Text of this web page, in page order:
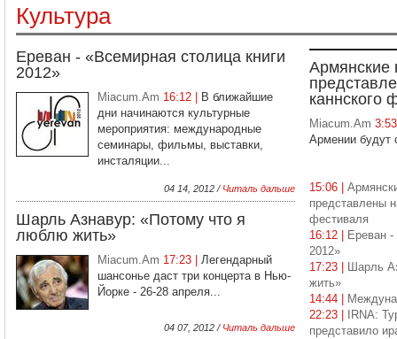
Культура
Ереван - «Всемирная столица книги
2012»
Miacum.Am 16:12 |
В ближайшие
дни начинаются культурные
мероприятия: международные
семинары, фильмы, выставки,
инсталяции...
04 14, 2012 / Читаль дальше
Шарль Азнавур: «Потому что я
люблю жить»
Miacum.Am 17:23 | Легендарный
шансонье даст три концерта в Нью-
Йорке - 26-28 апреля...
04 07, 2012 / Читаль дальше
Армянские
каннского
Miacum.Am
Армении будут
15:06 |
представлены
фестиваля
16:12 |
Ереван -
2012»
17:23 |
Шарль
жить»
14:44 |
22:23 |
IRNA:
представило